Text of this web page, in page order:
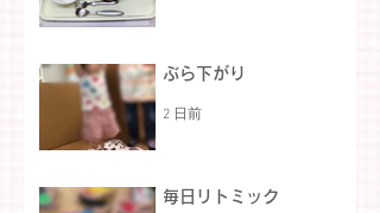
ぶら下がり
2 日前
毎日リトミック